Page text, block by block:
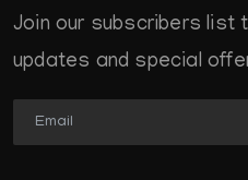
Join our subscribers
updates and special